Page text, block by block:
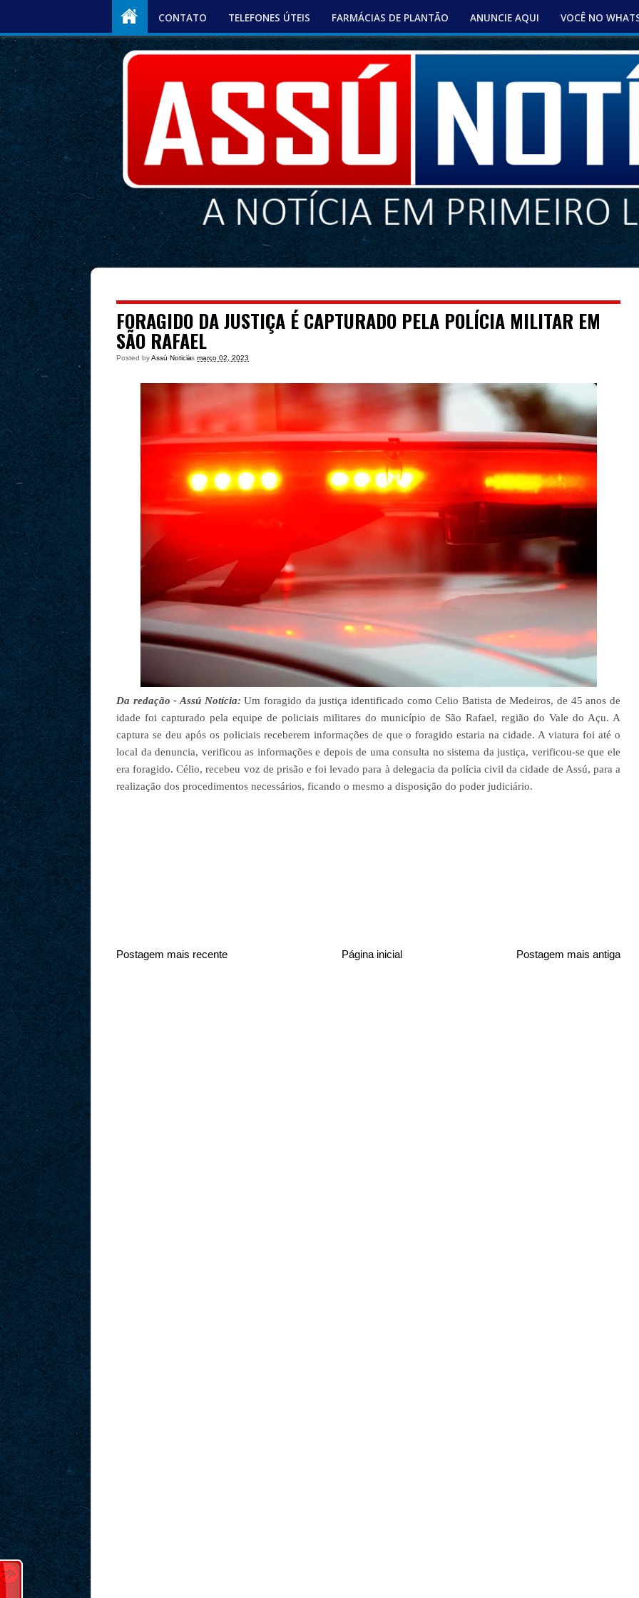
CONTATO TELEFONES ÚTEIS FARMÁCIAS DE PLANTÃO ANUNCIE AQUI VOCÊ NO
FORAGIDO DA JUSTIÇA É CAPTURADO PELA POLÍCIA MILITAR EM
SÃO RAFAEL
Posted byAssú Noticia
às março 02, 2023
Da redação - Assú Notícia:Um foragido da justiça identificado como Celio Batista de Medeiros, de 45 anos de
idade foi capturado pela equipe de policiais militares do município de São Rafael, região do Vale do Açu. A
captura se deu após os policiais receberem informações de que o foragido estaria na cidade. A viatura foi até o
local da denuncia, verificou as informações e depois de uma consulta no sistema da justiça, verificou-se que ele
era foragido. Célio, recebeu voz de prisão e foi levado para à delegacia da polícia civil da cidade de Assú, para a
realização dos procedimentos necessários, ficando o mesmo a disposição do poder judiciário.
Postagem mais recente Postagem mais antiga
Página inicial